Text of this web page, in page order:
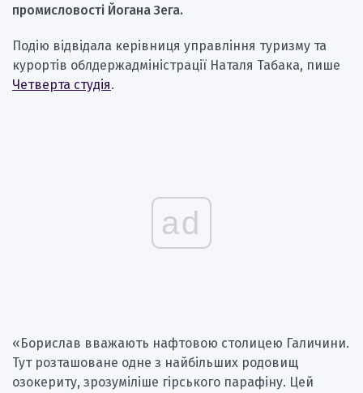
промисловості Йогана Зега.
Подію відвідала керівниця управління туризму та
курортів облдержадміністрації Наталя Табака, пише
Четверта студія.
ad
«Борислав вважають нафтовою столицею Галичини.
Тут розташоване одне з найбільших родовищ
озокериту, зрозуміліше гірського парафіну. Цей